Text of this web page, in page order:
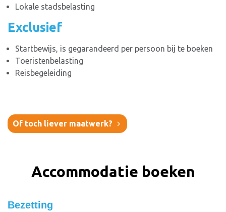
Lokale stadsbelasting
Exclusief
Startbewijs, is gegarandeerd per persoon bij te boeken
Toeristenbelasting
Reisbegeleiding
Of toch liever maatwerk?
Accommodatie boeken
Bezetting